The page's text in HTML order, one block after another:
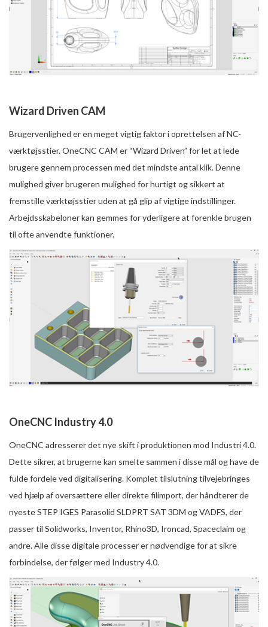
Wizard Driven CAM
Brugervenlighed er en meget vigtig faktor i oprettelsen af NC-
værktøjsstier. OneCNC CAM er “Wizard Driven” for let at lede
brugere gennem processen med det mindste antal klik. Denne
mulighed giver brugeren mulighed for hurtigt og sikkert at
fremstille værktøjsstier uden at gå glip af vigtige indstillinger.
Arbejdsskabeloner kan gemmes for yderligere at forenkle brugen
til ofte anvendte funktioner.
OneCNC Industry 4.0
OneCNC adresserer det nye skift i produktionen mod Industri 4.0.
Dette sikrer, at brugerne kan smelte sammen i disse mål og have de
fulde fordele ved digitalisering. Komplet tilslutning tilvejebringes
ved hjælp af oversættere eller direkte filimport, der håndterer de
nyeste STEP IGES Parasolid SLDPRT SAT 3DM og VADFS, der
passer til Solidworks, Inventor, Rhino3D, Ironcad, Spaceclaim og
andre. Alle disse digitale processer er nødvendige for at sikre
forbindelse, der følger med Industry 4.0.